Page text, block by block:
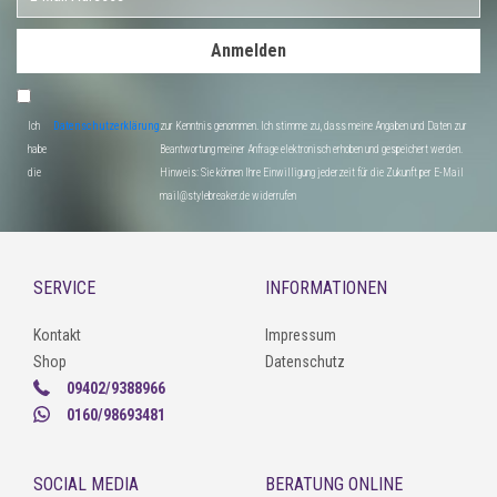
Anmelden
Ich
habe
die
Datenschutzerklärungzur Kenntnis genommen. Ich stimme zu, dass meine Angaben und Daten zur
Beantwortung meiner Anfrage elektronisch erhoben und gespeichert werden.
Hinweis: Sie können Ihre Einwilligung jederzeit für die Zukunft per E-Mail
mail@stylebreaker.de widerrufen
SERVICE
Kontakt
Shop
09402/9388966
0160/98693481
INFORMATIONEN
Impressum
Datenschutz
SOCIAL MEDIA BERATUNG ONLINE